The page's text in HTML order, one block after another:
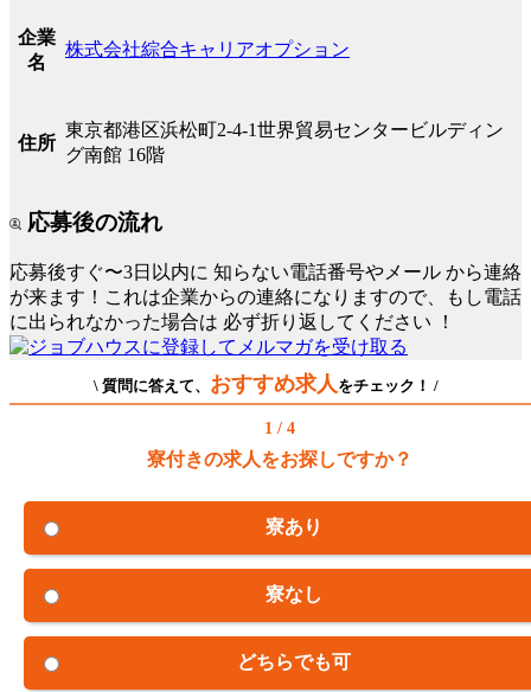
企業
名
株式会社綜合キャリアオプション
住所
東京都港区浜松町2-4-1世界貿易センタービルディン
グ南館 16階
応募後の流れ
応募後すぐ〜3日以内に 知らない電話番号やメール から連絡
が来ます！これは企業からの連絡になりますので、もし電話
に出られなかった場合は 必ず折り返してください ！
\ 質問に答えて、 おすすめ求人 をチェック！ /
1 / 4
寮付きの求人をお探しですか？
寮あり
寮なし
どちらでも可